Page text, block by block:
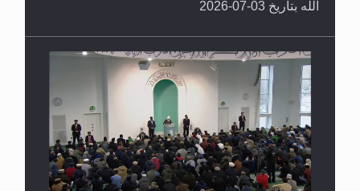
الله بتاريخ 03-07-2026